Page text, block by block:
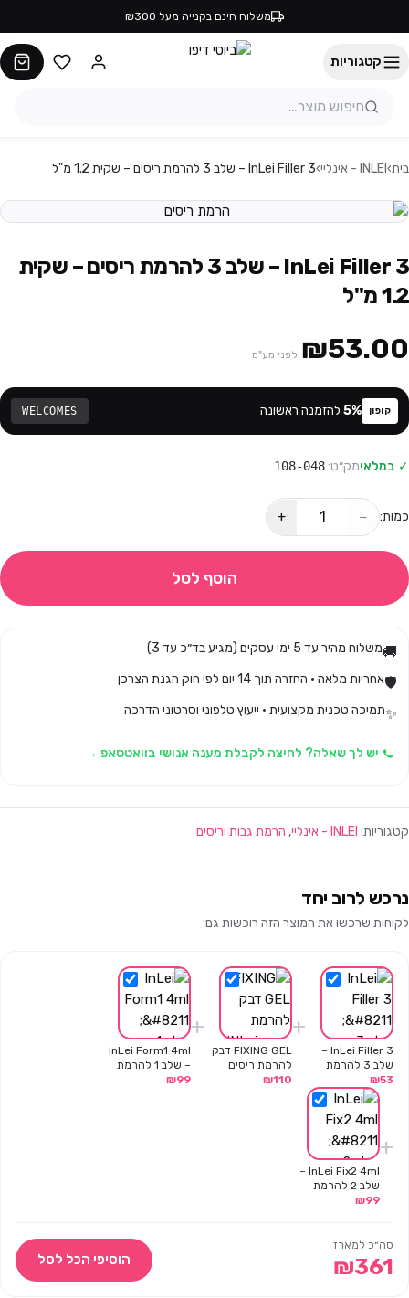
משלוח חינם בקנייה מעל ₪300
קטגוריות
בית›INLEI - אינליי ›InLei Filler 3 – שלב 3 להרמת ריסים – שקית 1.2 מ"ל
InLei Filler 3 – שלב 3 להרמת ריסים – שקית
1.2 מ"ל
₪53.00 לפני מע"מ
קופון 5% להזמנה ראשונה WELCOMES
✓ במלאימק״ט:108-048
כמות: −
+
הוסף לסל
🚚משלוח מהיר עד 5 ימי עסקים (מגיע בד״כ עד 3)
🛡️אחריות מלאה · החזרה תוך 14 יום לפי חוק הגנת הצרכן
✨תמיכה טכנית מקצועית · ייעוץ טלפוני וסרטוני הדרכה
יש לך שאלה? לחיצה לקבלת מענה אנושי בוואטסאפ →
קטגוריות: INLEI - אינליי , הרמת גבות וריסים
נרכש לרוב יחד
לקוחות שרכשו את המוצר הזה רוכשות גם:
InLei Filler 3 –
שלב 3 להרמת
מ"ל
₪53
+
FIXING GEL דבק
להרמת ריסים
INLei
₪110
+
InLei Form1 4ml
– שלב 1 להרמת
ריסים -4 מ"ל
₪99
+
InLei Fix2 4ml –
שלב 2 להרמת
ריסים – 4 מ"ל
₪99
סה״כ למארז
₪361 הוסיפי הכל לסל